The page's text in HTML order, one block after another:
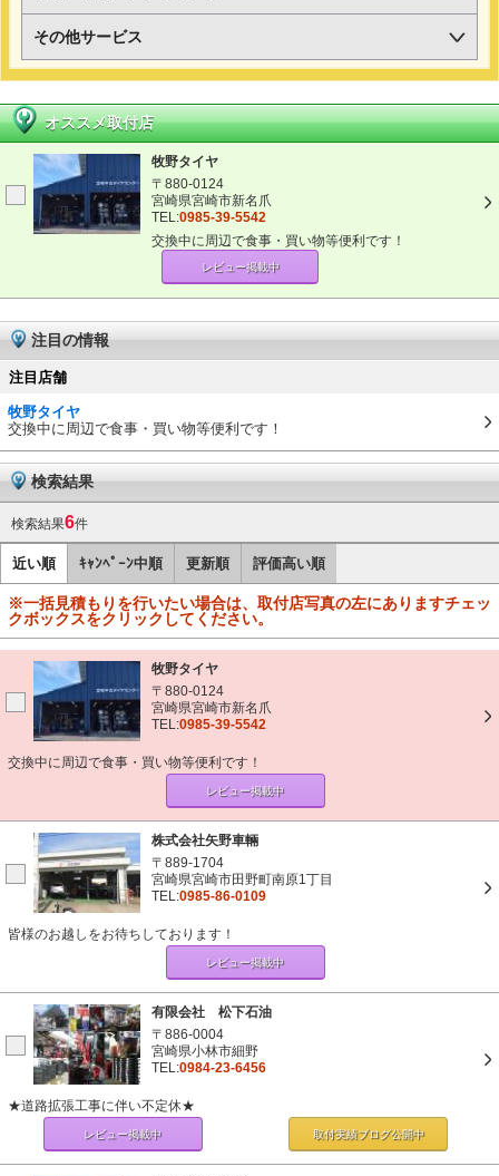
その他サービス
オススメ取付店
牧野タイヤ
〒880-0124
宮崎県宮崎市新名爪
TEL:0985-39-5542
交換中に周辺で食事・買い物等便利です！
レビュー掲載中
注目の情報
注目店舗
牧野タイヤ
交換中に周辺で食事・買い物等便利です！
検索結果
検索結果6件
近い順 ｷｬﾝﾍﾟｰﾝ中順 更新順 評価高い順
※一括見積もりを行いたい場合は、取付店写真の左にありますチェッ
クボックスをクリックしてください。
牧野タイヤ
〒880-0124
宮崎県宮崎市新名爪
TEL:0985-39-5542
交換中に周辺で食事・買い物等便利です！
レビュー掲載中
株式会社矢野車輛
〒889-1704
宮崎県宮崎市田野町南原1丁目
TEL:0985-86-0109
皆様のお越しをお待ちしております！
レビュー掲載中
有限会社 松下石油
〒886-0004
宮崎県小林市細野
TEL:0984-23-6456
★道路拡張工事に伴い不定休★
レビュー掲載中 取付実績ブログ公開中